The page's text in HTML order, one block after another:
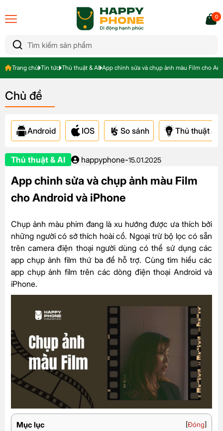
0
Trang chủ Tin tức Thủ thuật & AI App chỉnh sửa và chụp ảnh màu Film cho
Chủ đề
Android IOS So sánh Thủ thuật &
Thủ thuật & AI happyphone-15.01.2025
App chỉnh sửa và chụp ảnh màu Film
cho Android và iPhone
Chụp ảnh màu phim đang là xu hướng được ưa thích bởi
những người có sở thích hoài cổ. Ngoại trừ bộ lọc có sẵn
trên camera điện thoại người dùng có thể sử dụng các
app chụp ảnh film thứ ba để hỗ trợ. Cùng tìm hiểu các
app chụp ảnh film trên các dòng điện thoại Android và
iPhone.
Mục lục [Đóng]